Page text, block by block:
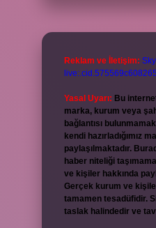
Reklam ve İletişim:
Yasal Uyarı: Bu
marka, kurum veya
bağlantısı
kendi hazırladığımız
paylaşılmaktadır.
haber niteliği
ve kişiler hakkında
Gerçek kurum ve
tamamen tesadüfidir.
taslak halindedir ve